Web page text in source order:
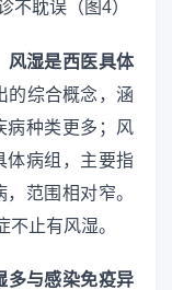
风湿是西医具体
的综合概念，涵
病种类更多；风
体病组，主要指
范围相对窄。
不止有风湿。
多与感染免疫异